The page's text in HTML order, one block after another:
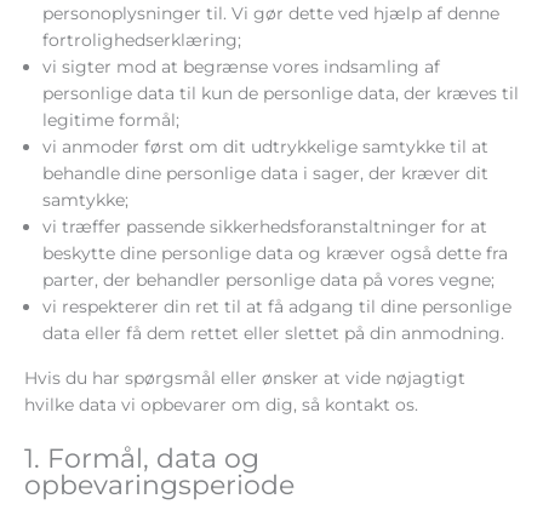
personoplysninger til. Vi gør dette ved hjælp af denne
fortrolighedserklæring;
vi sigter mod at begrænse vores indsamling af
personlige data til kun de personlige data, der kræves til
legitime formål;
vi anmoder først om dit udtrykkelige samtykke til at
behandle dine personlige data i sager, der kræver dit
samtykke;
vi træffer passende sikkerhedsforanstaltninger for at
beskytte dine personlige data og kræver også dette fra
parter, der behandler personlige data på vores vegne;
vi respekterer din ret til at få adgang til dine personlige
data eller få dem rettet eller slettet på din anmodning.
Hvis du har spørgsmål eller ønsker at vide nøjagtigt
hvilke data vi opbevarer om dig, så kontakt os.
1. Formål, data og
opbevaringsperiode